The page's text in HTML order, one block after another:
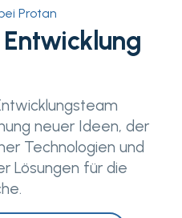
Protan
Entwicklung
neuer Ideen, der
Technologien und
Lösungen für die